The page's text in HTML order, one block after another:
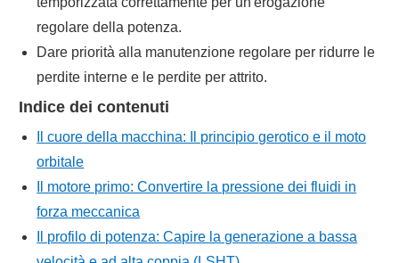
regolare della potenza.
Dare priorità alla manutenzione regolare per ridurre le
perdite interne e le perdite per attrito.
Indice dei contenuti
Il cuore della macchina: Il principio gerotico e il moto
orbitale
Il motore primo: Convertire la pressione dei fluidi in
forza meccanica
Il profilo di potenza: Capire la generazione a bassa